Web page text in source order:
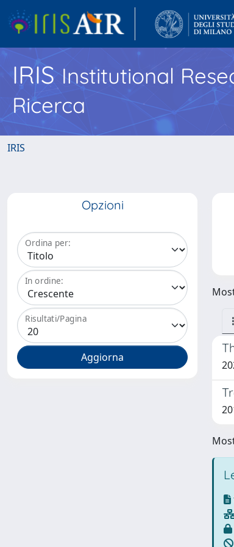
IRISInstitutional
Ricerca
IRIS
Opzioni
Ordina per:
In ordine:
Risultati/Pagina